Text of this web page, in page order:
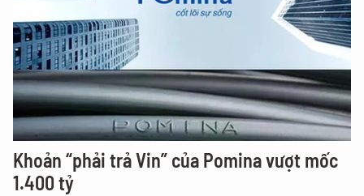
Khoản “phải trả Vin” của Pomina vượt mốc
1.400 tỷ